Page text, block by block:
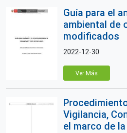
Guía para el
ambiental de
modificados
2022-12-30
Ver Más
Vigilancia,
el marco de la